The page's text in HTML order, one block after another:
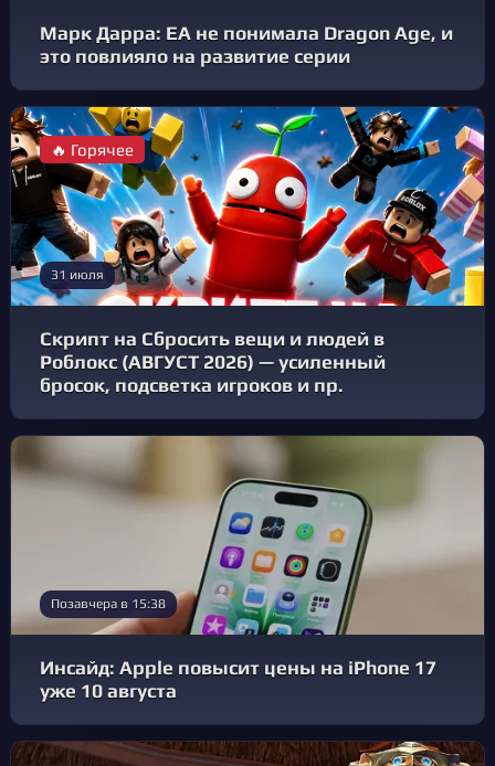
Марк Дарра: EA не понимала Dragon Age, и
это повлияло на развитие серии
🔥 Горячее
31 июля
Скрипт на Сбросить вещи и людей в
Роблокс (АВГУСТ 2026) — усиленный
бросок, подсветка игроков и пр.
Позавчера в 15:38
Инсайд: Apple повысит цены на iPhone 17
уже 10 августа